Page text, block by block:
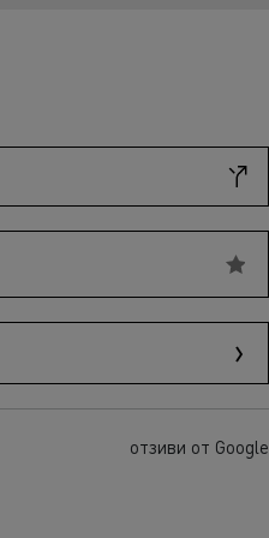
E-Tech D
отзиви от Google